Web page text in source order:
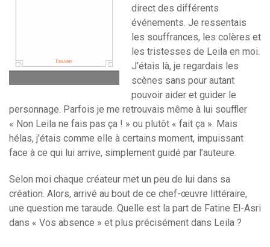
direct des différents
événements. Je ressentais
les souffrances, les colères et
les tristesses de Leila en moi.
J’étais là, je regardais les
scènes sans pour autant
pouvoir aider et guider le
personnage. Parfois je me retrouvais même à lui souffler
« Non Leila ne fais pas ça ! » ou plutôt « fait ça ». Mais
hélas, j’étais comme elle à certains moment, impuissant
face à ce qui lui arrive, simplement guidé par l’auteure.
Selon moi chaque créateur met un peu de lui dans sa
création. Alors, arrivé au bout de ce chef-œuvre littéraire,
une question me taraude. Quelle est la part de Fatine El-Asri
dans « Vos absence » et plus précisément dans Leila ?